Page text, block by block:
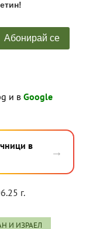
и в Google
в
→
г.
И ИЗРАЕЛ